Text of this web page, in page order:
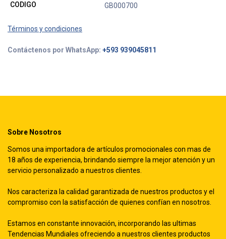
CODIGO GB000700
Términos y condiciones
Contáctenos por WhatsApp: +593 939045811
Sobre Nosotros
Somos una importadora de artículos promocionales con mas de
18 años de experiencia, brindando siempre la mejor atención y un
servicio personalizado a nuestros clientes.
Nos caracteriza la calidad garantizada de nuestros productos y el
compromiso con la satisfacción de quienes confían en nosotros.
Estamos en constante innovación, incorporando las ultimas
Tendencias Mundiales ofreciendo a nuestros clientes productos